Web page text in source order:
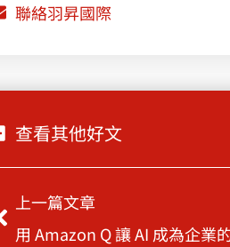
聯絡羽昇國際
查看其他好文
上一頁
上一篇文章
用 Amazon Q 讓 AI 成為企業